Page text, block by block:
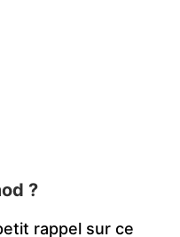
?
rappel sur ce